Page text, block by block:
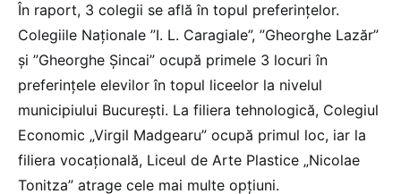
În raport, 3 colegii se află în topul preferințelor.
Colegiile Naționale ”I. L. Caragiale”, ”Gheorghe Lazăr”
și ”Gheorghe Șincai” ocupă primele 3 locuri în
preferințele elevilor în topul liceelor la nivelul
municipiului București. La filiera tehnologică, Colegiul
Economic „Virgil Madgearu” ocupă primul loc, iar la
filiera vocațională, Liceul de Arte Plastice „Nicolae
Tonitza” atrage cele mai multe opțiuni.